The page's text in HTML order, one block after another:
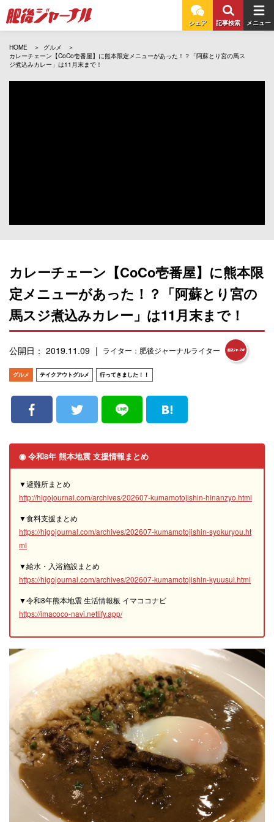
シェア 記事検索 メニュー
HOME
グルメ
カレーチェーン【CoCo壱番屋】に熊本限定メニューがあった！？「阿蘇とり宮の馬ス
ジ煮込みカレー」は11月末まで！
カレーチェーン【CoCo壱番屋】に熊本限
定メニューがあった！？「阿蘇とり宮の
馬スジ煮込みカレー」は11月末まで！
公開日： 2019.11.09 ライター：肥後ジャーナルライター
グルメ テイクアウトグルメ 行ってきました！！
◉ 令和8年 熊本地震 支援情報まとめ
▼避難所まとめ
http://higojournal.com/archives/202607-kumamotojishin-hinanzyo.html
▼食料支援まとめ
https://higojournal.com/archives/202607-kumamotojishin-syokuryou.ht
ml
▼給水・入浴施設まとめ
https://higojournal.com/archives/202607-kumamotojishin-kyuusui.html
▼令和8年熊本地震 生活情報板 イマココナビ
https://imacoco-navi.netlify.app/